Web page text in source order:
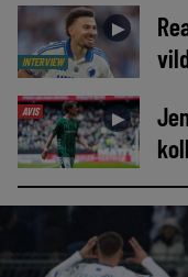
INTERVIEW
►
AVIS ►